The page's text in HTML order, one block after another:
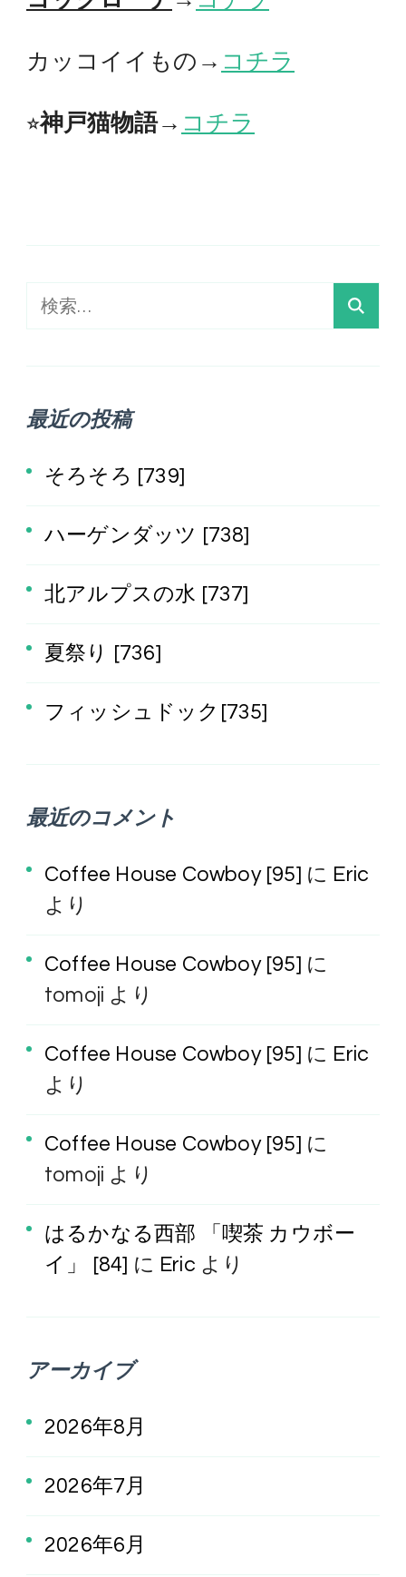
カッコイイもの→ コチラ
⭐︎神戸猫物語→ コチラ
検
最近の投稿
そろそろ [739]
ハーゲンダッツ [738]
北アルプスの水 [737]
夏祭り [736]
フィッシュドック[735]
最近のコメント
Coffee House Cowboy [95] に Eric
より
Coffee House Cowboy [95] に
tomoji より
Coffee House Cowboy [95] に Eric
より
Coffee House Cowboy [95] に
tomoji より
はるかなる西部 「喫茶 カウボー
イ」 [84] に Eric より
アーカイブ
2026年8月
2026年7月
2026年6月